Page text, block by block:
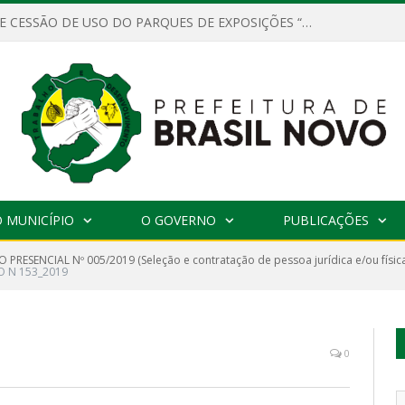
CONTRATOS DE CESSÃO DE USO DO PARQUES DE EXPOSIÇÕES “ORESTES BELIQUE”
MUNICÍPIO O GOVERNO PUBLICAÇÕES
PRESENCIAL Nº 005/2019 (Seleção e contratação de pessoa jurídica e/ou
N 153_2019
0